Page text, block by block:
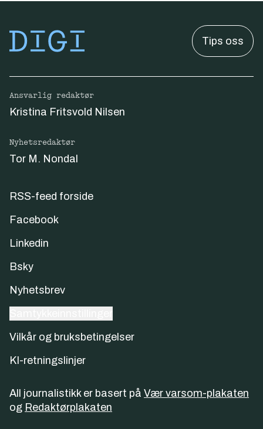
Tips oss
Ansvarlig redaktør
Kristina Fritsvold Nilsen
Nyhetsredaktør
Tor M. Nondal
RSS-feed forside
Facebook
Linkedin
Bsky
Nyhetsbrev
Vilkår og bruksbetingelser
KI-retningslinjer
All journalistikk er basert på Vær varsom-plakaten
og Redaktørplakaten